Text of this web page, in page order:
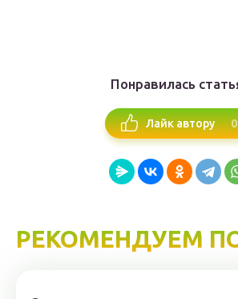
Понравилась
Лайк автору 0
РЕКОМЕНДУЕМ